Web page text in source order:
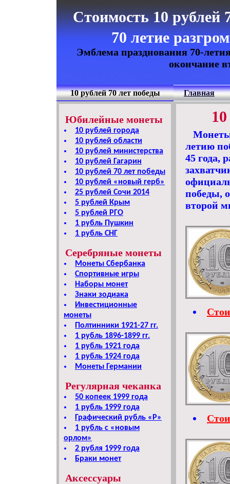
Стоимость 10 рублей
70 летие
Эмблема празднования 70-
окончание
10 рублей 70 лет победы Главная
Юбилейные монеты
10 рублей города
10 рублей области
10 рублей министерства
10 рублей Гагарин
10 рублей 70 лет победы
10 рублей «новый герб»
25 рублей Сочи 2014
5 рублей Крым
5 рублей РГО
1 рубль Пушкин
1 рубль СНГ
Серебряные монеты
Монеты Сбербанка
Спортивные игры
Наборы монет
Знаки зодиака
Инвестиционные
монеты
Полтинники 1921-27 гг.
1 рубль 1896-1899 гг.
1 рубль 1921 года
1 рубль 1924 года
Монеты Германии
Регулярная чеканка
50 копеек 1999 года
1 рубль 1999 года
Графический рубль «Р»
1 рубль c «новым
орлом»
2 рубля 1999 года
Браки монет
Аксессуары
Монеты
летию
45 года,
победы,
второй